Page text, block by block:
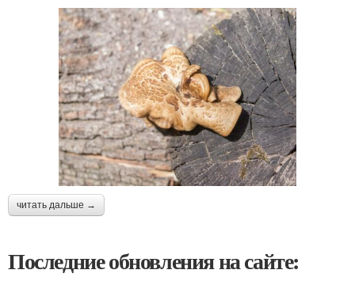
читать дальше →
Последние обновления на сайте: